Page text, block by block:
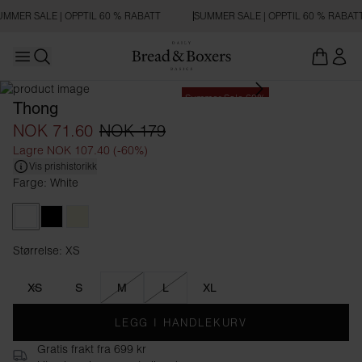
SALE | OPPTIL 60 % RABATT SUMMER SALE | OPPTIL 60 %
Open main menu
Summer Sale 60%
Thong
NOK 71.60 NOK 179
Lagre NOK 107.40 (-60%)
Vis prishistorikk
Farge: White
Størrelse: XS
XS S M L XL
LEGG I HANDLEKURV
Gratis frakt fra 699 kr